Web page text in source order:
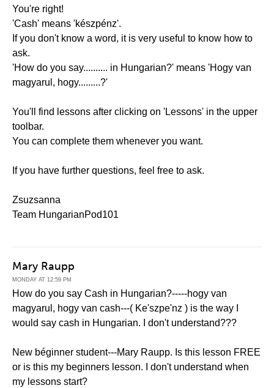
You're right!
'Cash' means 'készpénz'.
If you don't know a word, it is very useful to know how to
ask.
'How do you say.......... in Hungarian?' means 'Hogy van
magyarul, hogy.........?'
You'll find lessons after clicking on 'Lessons' in the upper
toolbar.
You can complete them whenever you want.
If you have further questions, feel free to ask.
Zsuzsanna
Team HungarianPod101
Mary Raupp
MONDAY AT 12:59 PM
How do you say Cash in Hungarian?-----hogy van
magyarul, hogy van cash---( Ke'szpe'nz ) is the way I
would say cash in Hungarian. I don't understand???
New béginner student---Mary Raupp. Is this lesson FREE
or is this my beginners lesson. I don't understand when
my lessons start?